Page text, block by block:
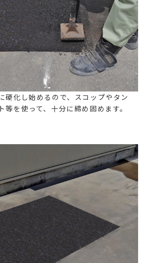
化し始めるので、スコップやタン
等を使って、十分に締め固めます。